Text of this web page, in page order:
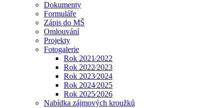
Dokumenty
Formuláře
Zápis do MŠ
Omlouvání
Projekty
Fotogalerie
Rok 2021⁄2022
Rok 2022⁄2023
Rok 2023⁄2024
Rok 2024⁄2025
Rok 2025⁄2026
Nabídka zájmových kroužků